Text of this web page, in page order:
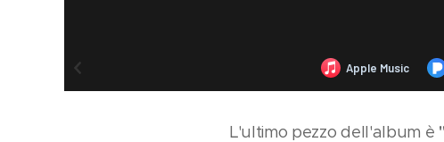
L'ultimo pezzo dell'album è